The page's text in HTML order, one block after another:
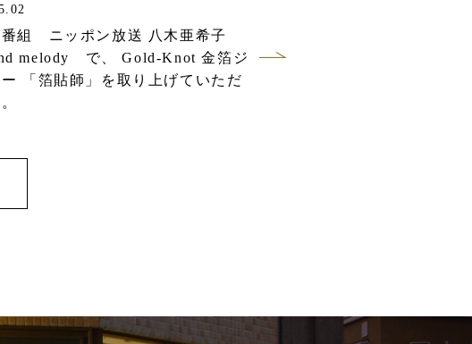
番組 ニッポン放送 八木亜希子
melody で、 Gold-Knot 金箔ジ
ー 「箔貼師」を取り上げていただ